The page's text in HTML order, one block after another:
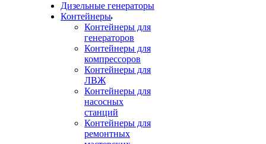
Дизельные генераторы
Контейнеры
Контейнеры для
генераторов
Контейнеры для
компрессоров
Контейнеры для
ЛВЖ
Контейнеры для
насосных
станций
Контейнеры для
ремонтных